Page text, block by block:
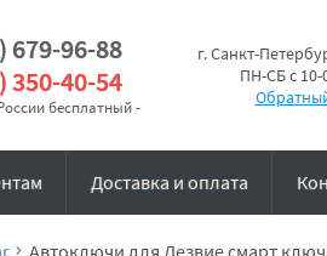
679-96-88
350-40-54
бесплатный -
г. Санкт-
ПН-СБ с 10-
Доставка и оплата
Автоключи для Лезвие смарт